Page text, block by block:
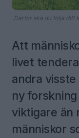
Därför ska du följa ditt
Att
livet
andra
ny
viktigare än
människor